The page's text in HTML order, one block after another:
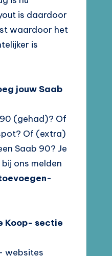
is daardoor
waardoor het
is
jouw Saab
(gehad)? Of
Of (extra)
Saab 90? Je
ons melden
-
Koop- sectie
websites